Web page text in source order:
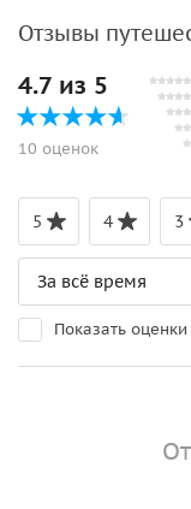
Отзывы
4.7 из 5
10 оценок
5 4 3
Показать